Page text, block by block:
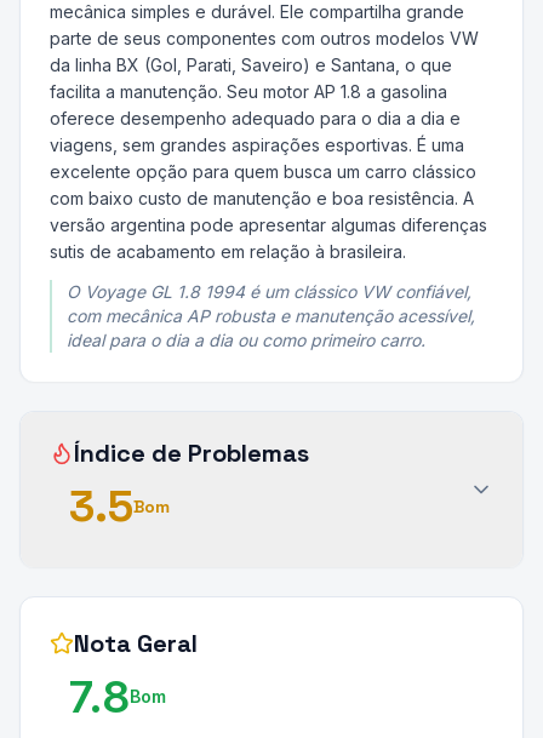
mecânica simples e durável. Ele compartilha grande
parte de seus componentes com outros modelos VW
da linha BX (Gol, Parati, Saveiro) e Santana, o que
facilita a manutenção. Seu motor AP 1.8 a gasolina
oferece desempenho adequado para o dia a dia e
viagens, sem grandes aspirações esportivas. É uma
excelente opção para quem busca um carro clássico
com baixo custo de manutenção e boa resistência. A
versão argentina pode apresentar algumas diferenças
sutis de acabamento em relação à brasileira.
O Voyage GL 1.8 1994 é um clássico VW confiável,
com mecânica AP robusta e manutenção acessível,
ideal para o dia a dia ou como primeiro carro.
Índice de Problemas
3.5Bom
Nota Geral
7.8Bom